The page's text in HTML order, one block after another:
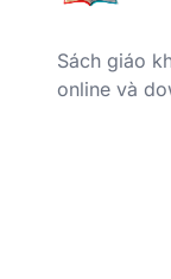
Sách giáo
online và